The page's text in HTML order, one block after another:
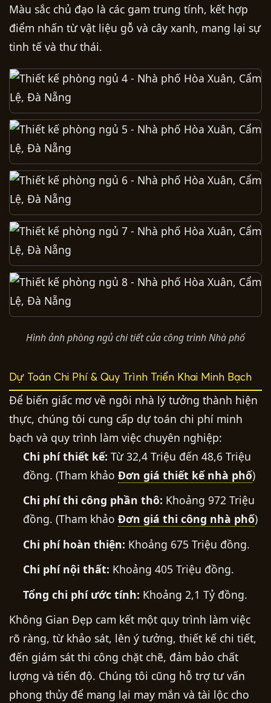
Màu sắc chủ đạo là các gam trung tính, kết hợp
điểm nhấn từ vật liệu gỗ và cây xanh, mang lại sự
tinh tế và thư thái.
Hình ảnh phòng ngủ chi tiết của công trình Nhà phố
Dự Toán Chi Phí & Quy Trình Triển Khai Minh Bạch
Để biến giấc mơ về ngôi nhà lý tưởng thành hiện
thực, chúng tôi cung cấp dự toán chi phí minh
bạch và quy trình làm việc chuyên nghiệp:
Chi phí thiết kế: Từ 32,4 Triệu đến 48,6 Triệu
đồng. (Tham khảo Đơn giá thiết kế nhà phố)
Chi phí thi công phần thô: Khoảng 972 Triệu
đồng. (Tham khảo Đơn giá thi công nhà phố)
Chi phí hoàn thiện: Khoảng 675 Triệu đồng.
Chi phí nội thất: Khoảng 405 Triệu đồng.
Tổng chi phí ước tính: Khoảng 2,1 Tỷ đồng.
Không Gian Đẹp cam kết một quy trình làm việc
rõ ràng, từ khảo sát, lên ý tưởng, thiết kế chi tiết,
đến giám sát thi công chặt chẽ, đảm bảo chất
lượng và tiến độ. Chúng tôi cũng hỗ trợ tư vấn
phong thủy để mang lại may mắn và tài lộc cho